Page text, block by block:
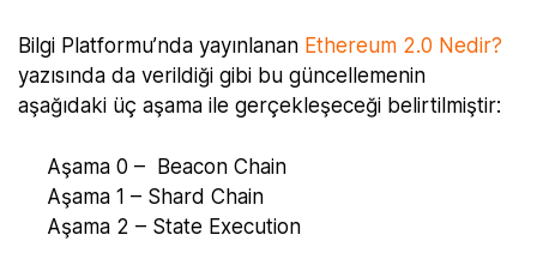
Bilgi Platformu’nda yayınlanan Ethereum 2.0 Nedir?
yazısında da verildiği gibi bu güncellemenin
aşağıdaki üç aşama ile gerçekleşeceği belirtilmiştir:
Aşama 0 – Beacon Chain
Aşama 1 – Shard Chain
Aşama 2 – State Execution